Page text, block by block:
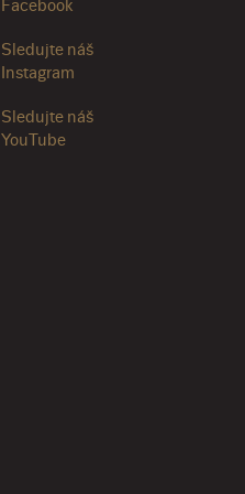
Facebook
Sledujte náš
Instagram
Sledujte náš
YouTube